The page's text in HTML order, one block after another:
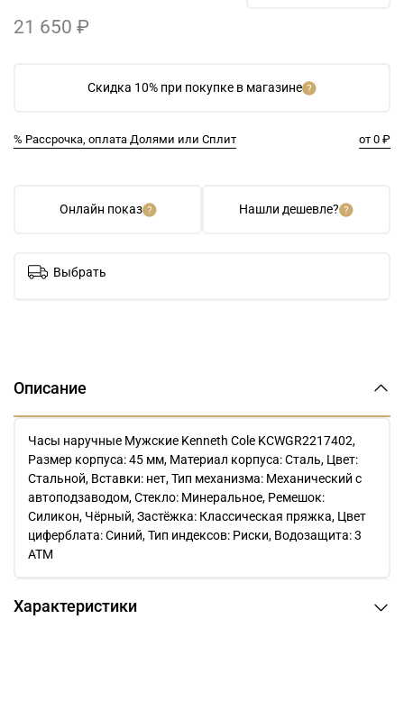
Скидка 10% при покупке в магазине
% Рассрочка, оплата Долями или Сплит от 0 ₽
21 650 ₽
Онлайн показ Нашли дешевле?
Выбрать
Описание
Часы наручные Мужские Kenneth Cole KCWGR2217402,
Размер корпуса: 45 мм, Материал корпуса: Сталь, Цвет:
Стальной, Вставки: нет, Тип механизма: Механический с
автоподзаводом, Стекло: Минеральное, Ремешок:
Силикон, Чёрный, Застёжка: Классическая пряжка, Цвет
циферблата: Синий, Тип индексов: Риски, Водозащита: 3
ATM
Характеристики